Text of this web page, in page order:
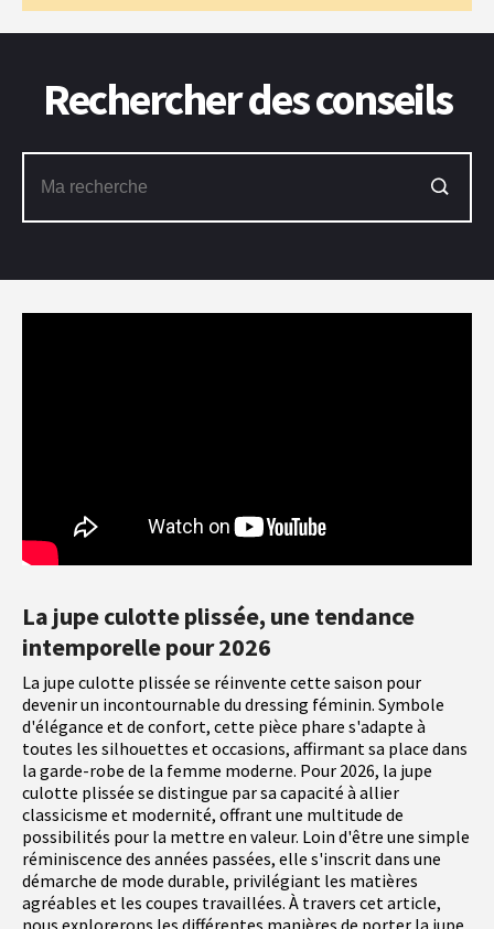
La jupe culotte plissée, une tendance
intemporelle pour 2026
La jupe culotte plissée se réinvente cette saison pour
devenir un incontournable du dressing féminin. Symbole
d'élégance et de confort, cette pièce phare s'adapte à
toutes les silhouettes et occasions, affirmant sa place dans
la garde-robe de la femme moderne. Pour 2026, la jupe
culotte plissée se distingue par sa capacité à allier
classicisme et modernité, offrant une multitude de
possibilités pour la mettre en valeur. Loin d'être une simple
réminiscence des années passées, elle s'inscrit dans une
démarche de mode durable, privilégiant les matières
agréables et les coupes travaillées. À travers cet article,
Rechercher des conseils